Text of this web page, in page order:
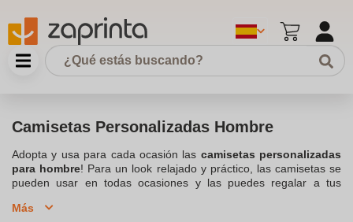
Camisetas Personalizadas Hombre
Adopta y usa para cada ocasión las camisetas personalizadas
para hombre! Para un look relajado y práctico, las camisetas se
pueden usar en todas ocasiones y las puedes regalar a tus
su versatilidad, ya que pueden ser usadas tanto en invierno
Más